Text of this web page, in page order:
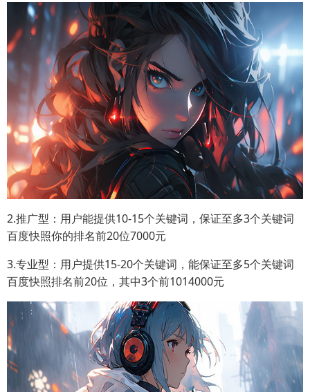
2.推广型：用户能提供10-15个关键词，保证至多3个关键词
百度快照你的排名前20位7000元
3.专业型：用户提供15-20个关键词，能保证至多5个关键词
百度快照排名前20位，其中3个前1014000元